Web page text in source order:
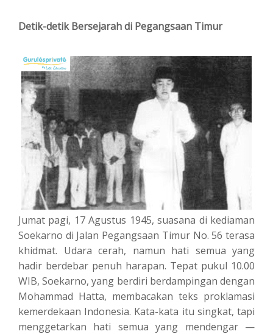
Detik-detik Bersejarah di Pegangsaan Timur
Jumat pagi, 17 Agustus 1945, suasana di kediaman
Soekarno di Jalan Pegangsaan Timur No. 56 terasa
khidmat. Udara cerah, namun hati semua yang
hadir berdebar penuh harapan. Tepat pukul 10.00
WIB, Soekarno, yang berdiri berdampingan dengan
Mohammad Hatta, membacakan teks proklamasi
kemerdekaan Indonesia. Kata-kata itu singkat, tapi
menggetarkan hati semua yang mendengar —